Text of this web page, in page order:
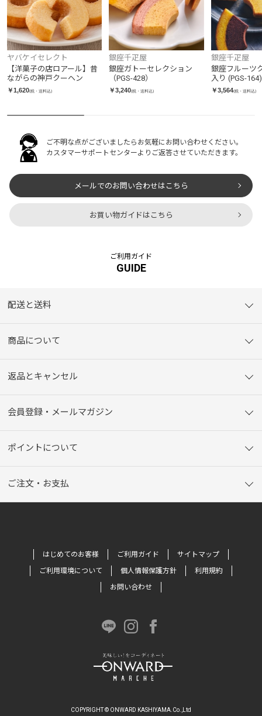
ヤバケイセレクト
【洋菓子の店ロアール】昔
ながらの神戸クーヘン
￥1,620(税・送料込)
銀座千疋屋
銀座ガトーセレクション
（PGS-428）
￥3,240(税・送料込)
銀座千疋屋
銀座フルーツ
入り (PGS-164)
￥3,564(税・送料込)
ご不明な点がございましたらお気軽にお問い合わせください。
カスタマーサポートセンターよりご返答させていただきます。
メールでのお問い合わせはこちら
お買い物ガイドはこちら
ご利用ガイド
GUIDE
配送と送料
商品について
返品とキャンセル
会員登録・メールマガジン
ポイントについて
ご注文・お支払
はじめてのお客様 ご利用ガイド
サイトマップ
ご利用環境について
個人情報保護方針
利用規約
お問い合わせ
COPYRIGHT © ONWARD KASHIYAMA.Co.,Ltd